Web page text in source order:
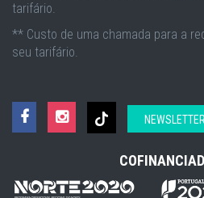
tarifário.
** Custo de uma chamada para a
seu tarifário.
NEWSLETTER